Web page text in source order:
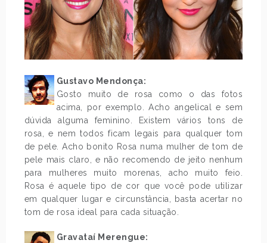
Gustavo Mendonça:
Gosto muito de rosa como o das fotos
acima, por exemplo. Acho angelical e sem
dúvida alguma feminino. Existem vários tons de
rosa, e nem todos ficam legais para qualquer tom
de pele. Acho bonito Rosa numa mulher de tom de
pele mais claro, e não recomendo de jeito nenhum
para mulheres muito morenas, acho muito feio.
Rosa é aquele tipo de cor que você pode utilizar
em qualquer lugar e circunstância, basta acertar no
tom de rosa ideal para cada situação.
Gravataí Merengue: